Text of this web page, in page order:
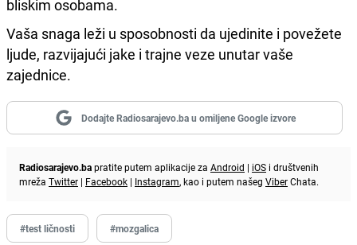
bliskim osobama.
Vaša snaga leži u sposobnosti da ujedinite i povežete
ljude, razvijajući jake i trajne veze unutar vaše
zajednice.
Dodajte Radiosarajevo.ba u omiljene Google izvore
Radiosarajevo.bapratite putem aplikacije za Android | iOS i društvenih
mreža Twitter | Facebook | Instagram, kao i putem našeg ViberChata.
#test ličnosti #mozgalica